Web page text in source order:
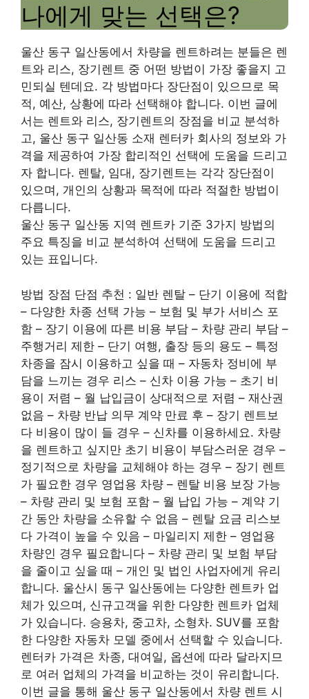
나에게 맞는 선택은?
울산 동구 일산동에서 차량을 렌트하려는 분들은 렌
트와 리스, 장기렌트 중 어떤 방법이 가장 좋을지 고
민되실 텐데요. 각 방법마다 장단점이 있으므로 목
적, 예산, 상황에 따라 선택해야 합니다. 이번 글에
서는 렌트와 리스, 장기렌트의 장점을 비교 분석하
고, 울산 동구 일산동 소재 렌터카 회사의 정보와 가
격을 제공하여 가장 합리적인 선택에 도움을 드리고
자 합니다. 렌탈, 임대, 장기렌트는 각각 장단점이
있으며, 개인의 상황과 목적에 따라 적절한 방법이
다릅니다.
울산 동구 일산동 지역 렌트카 기준 3가지 방법의
주요 특징을 비교 분석하여 선택에 도움을 드리고
있는 표입니다.
방법 장점 단점 추천 : 일반 렌탈 – 단기 이용에 적합
– 다양한 차종 선택 가능 – 보험 및 부가 서비스 포
함 – 장기 이용에 따른 비용 부담 – 차량 관리 부담 –
주행거리 제한 – 단기 여행, 출장 등의 용도 – 특정
차종을 잠시 이용하고 싶을 때 – 자동차 정비에 부
담을 느끼는 경우 리스 – 신차 이용 가능 – 초기 비
용이 저렴 – 월 납입금이 상대적으로 저렴 – 재산권
없음 – 차량 반납 의무 계약 만료 후 – 장기 렌트보
다 비용이 많이 들 경우 – 신차를 이용하세요. 차량
을 렌트하고 싶지만 초기 비용이 부담스러운 경우 –
정기적으로 차량을 교체해야 하는 경우 – 장기 렌트
가 필요한 경우 영업용 차량 – 렌탈 비용 보장 가능
– 차량 관리 및 보험 포함 – 월 납입 가능 – 계약 기
간 동안 차량을 소유할 수 없음 – 렌탈 요금 리스보
다 가격이 높을 수 있음 – 마일리지 제한 – 영업용
차량인 경우 필요합니다 – 차량 관리 및 보험 부담
을 줄이고 싶을 때 – 개인 및 법인 사업자에게 유리
합니다. 울산시 동구 일산동에는 다양한 렌트카 업
체가 있으며, 신규고객을 위한 다양한 렌트카 업체
가 있습니다. 승용차, 중고차, 소형차. SUV를 포함
한 다양한 자동차 모델 중에서 선택할 수 있습니다.
렌터카 가격은 차종, 대여일, 옵션에 따라 달라지므
로 여러 업체의 가격을 비교하는 것이 유리합니다.
이번 글을 통해 울산 동구 일산동에서 차량 렌트 시